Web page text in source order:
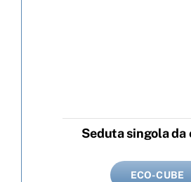
Seduta singola da
ECO-CUBE